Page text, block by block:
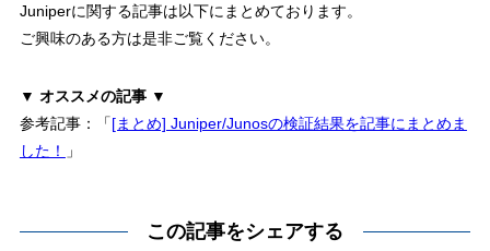
Juniperに関する記事は以下にまとめております。
ご興味のある方は是非ご覧ください。
▼ オススメの記事 ▼
参考記事：「[まとめ] Juniper/Junosの検証結果を記事にまとめま
した！
」
この記事をシェアする